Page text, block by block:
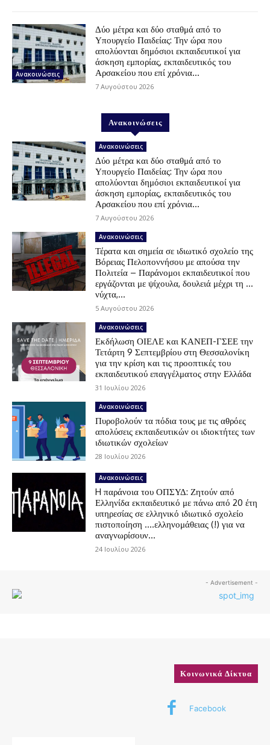
Ανακοινώσεις
Δύο μέτρα και δύο σταθμά από το
Υπουργείο Παιδείας: Την ώρα που
απολύονται δημόσιοι εκπαιδευτικοί για
άσκηση εμπορίας, εκπαιδευτικός του
Αρσακείου που επί χρόνια...
7 Αυγούστου 2026
Ανακοινώσεις
Ανακοινώσεις
Δύο μέτρα και δύο σταθμά από το
Υπουργείο Παιδείας: Την ώρα που
απολύονται δημόσιοι εκπαιδευτικοί για
άσκηση εμπορίας, εκπαιδευτικός του
Αρσακείου που επί χρόνια...
7 Αυγούστου 2026
Ανακοινώσεις
Τέρατα και σημεία σε ιδιωτικό σχολείο της
Βόρειας Πελοποννήσου με απούσα την
Πολιτεία – Παράνομοι εκπαιδευτικοί που
εργάζονται με ψίχουλα, δουλειά μέχρι τη …
νύχτα,...
5 Αυγούστου 2026
Ανακοινώσεις
Εκδήλωση ΟΙΕΛΕ και ΚΑΝΕΠ-ΓΣΕΕ την
Τετάρτη 9 Σεπτεμβρίου στη Θεσσαλονίκη
για την κρίση και τις προοπτικές του
εκπαιδευτικού επαγγέλματος στην Ελλάδα
31 Ιουλίου 2026
Ανακοινώσεις
Πυροβολούν τα πόδια τους με τις αθρόες
απολύσεις εκπαιδευτικών οι ιδιοκτήτες των
ιδιωτικών σχολείων
28 Ιουλίου 2026
Ανακοινώσεις
H παράνοια του ΟΠΣΥΔ: Ζητούν από
Ελληνίδα εκπαιδευτικό με πάνω από 20 έτη
υπηρεσίας σε ελληνικό ιδιωτικό σχολείο
πιστοποίηση ….ελληνομάθειας (!) για να
αναγνωρίσουν...
24 Ιουλίου 2026
- Advertisement -
Κοινωνικά Δίκτυα
Facebook